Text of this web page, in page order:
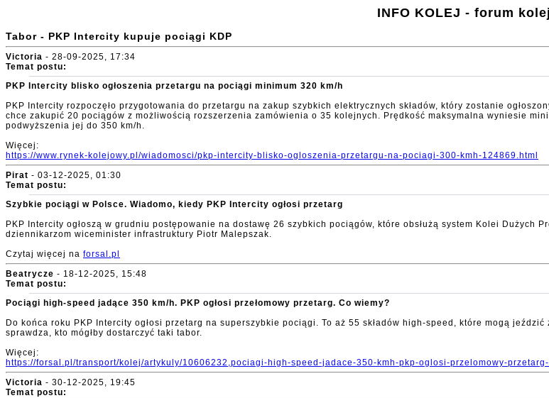
INFO KOLEJ - forum
Tabor - PKP Intercity kupuje pociągi KDP
Victoria - 28-09-2025, 17:34
Temat postu:
PKP Intercity blisko ogłoszenia przetargu na pociągi minimum 320 km/h
PKP Intercity rozpoczęło przygotowania do przetargu na zakup szybkich elektrycznych składów, który zostanie
chce zakupić 20 pociągów z możliwością rozszerzenia zamówienia o 35 kolejnych. Prędkość maksymalna wyniesie
podwyższenia jej do 350 km/h.
Więcej:
https://www.rynek-kolejowy.pl/wiadomosci/pkp-intercity-blisko-ogloszenia-przetargu-na-pociagi-300-kmh-124869.html
Pirat - 03-12-2025, 01:30
Temat postu:
Szybkie pociągi w Polsce. Wiadomo, kiedy PKP Intercity ogłosi przetarg
PKP Intercity ogłoszą w grudniu postępowanie na dostawę 26 szybkich pociągów, które obsłużą system Kolei Dużych
dziennikarzom wiceminister infrastruktury Piotr Malepszak.
Czytaj więcej na forsal.pl
Beatrycze - 18-12-2025, 15:48
Temat postu:
Pociągi high-speed jadące 350 km/h. PKP ogłosi przełomowy przetarg. Co wiemy?
Do końca roku PKP Intercity ogłosi przetarg na superszybkie pociągi. To aż 55 składów high-speed, które mogą
sprawdza, kto mógłby dostarczyć taki tabor.
Więcej:
https://forsal.pl/transport/kolej/artykuly/10606232,pociagi-high-speed-jadace-350-kmh-pkp-oglosi-przelomowy-przetarg-
Victoria - 30-12-2025, 19:45
Temat postu: